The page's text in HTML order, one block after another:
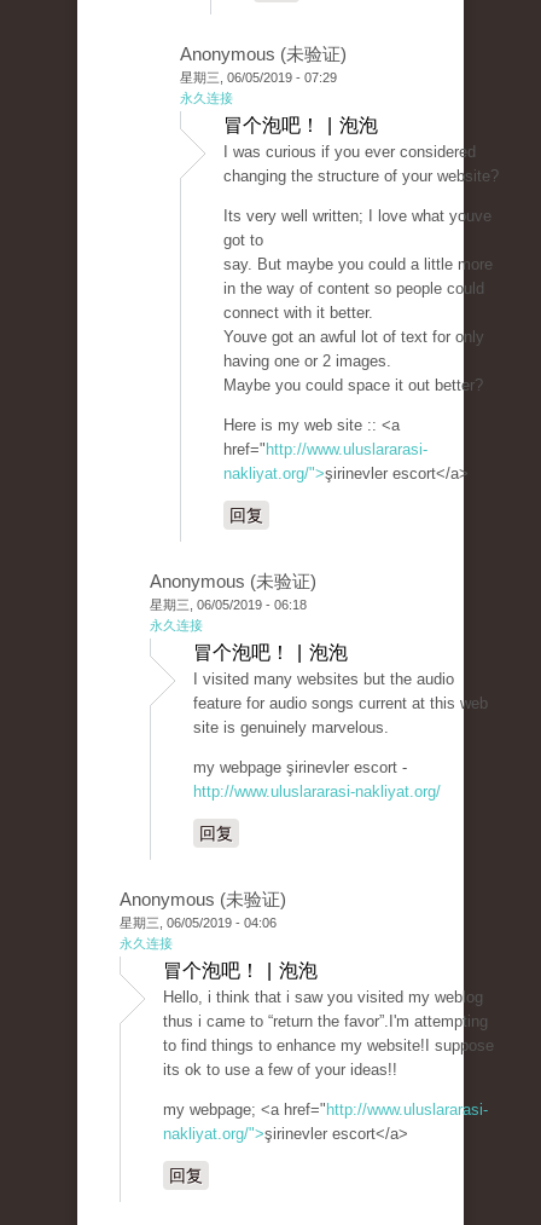
Anonymous (未验证)
星期三, 06/05/2019 - 07:29
永久连接
冒个泡吧！ | 泡泡
I was curious if you ever considered
changing the structure of your website?
Its very well written; I love what youve
got to
say. But maybe you could a little more
in the way of content so people could
connect with it better.
Youve got an awful lot of text for only
having one or 2 images.
Maybe you could space it out better?
Here is my web site :: <a
href=" http://www.uluslararasi-
nakliyat.org/">şirinevler escort</a>
回复
Anonymous (未验证)
星期三, 06/05/2019 - 06:18
永久连接
冒个泡吧！ | 泡泡
I visited many websites but the audio
feature for audio songs current at this web
site is genuinely marvelous.
my webpage şirinevler escort -
http://www.uluslararasi-nakliyat.org/
回复
Anonymous (未验证)
星期三, 06/05/2019 - 04:06
永久连接
冒个泡吧！ | 泡泡
Hello, i think that i saw you visited my weblog
thus i came to “return the favor”.I'm attempting
to find things to enhance my website!I suppose
its ok to use a few of your ideas!!
my webpage; <a href=" http://www.uluslararasi-
nakliyat.org/">şirinevler escort</a>
回复